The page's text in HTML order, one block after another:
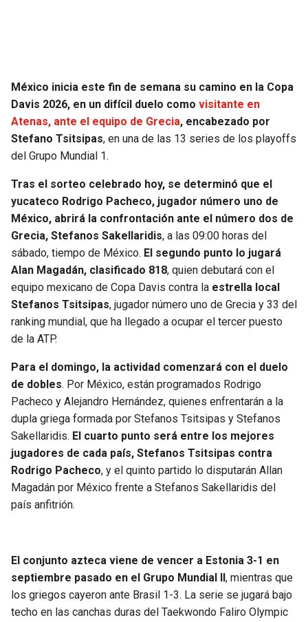
México inicia este fin de semana su camino en la Copa
Davis 2026, en un difícil duelo como visitante en
Atenas, ante el equipo de Grecia, encabezado por
Stefano Tsitsipas, en una de las 13 series de los playoffs
del Grupo Mundial 1.
Tras el sorteo celebrado hoy, se determinó que el
yucateco Rodrigo Pacheco, jugador número uno de
México, abrirá la confrontación ante el número dos de
Grecia, Stefanos Sakellaridis, a las 09:00 horas del
sábado, tiempo de México. El segundo punto lo jugará
Alan Magadán, clasificado 818, quien debutará con el
equipo mexicano de Copa Davis contra la estrella local
Stefanos Tsitsipas, jugador número uno de Grecia y 33 del
ranking mundial, que ha llegado a ocupar el tercer puesto
de la ATP.
Para el domingo, la actividad comenzará con el duelo
de dobles. Por México, están programados Rodrigo
Pacheco y Alejandro Hernández, quienes enfrentarán a la
dupla griega formada por Stefanos Tsitsipas y Stefanos
Sakellaridis. El cuarto punto será entre los mejores
jugadores de cada país, Stefanos Tsitsipas contra
Rodrigo Pacheco, y el quinto partido lo disputarán Allan
Magadán por México frente a Stefanos Sakellaridis del
país anfitrión.
El conjunto azteca viene de vencer a Estonia 3-1 en
septiembre pasado en el Grupo Mundial II , mientras que
los griegos cayeron ante Brasil 1-3. La serie se jugará bajo
techo en las canchas duras del Taekwondo Faliro Olympic